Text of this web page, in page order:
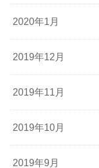
2020年1月
2019年12月
2019年11月
2019年10月
2019年9月